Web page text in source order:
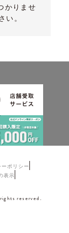
かりませ
い。
ポリシー
表示
reserved.